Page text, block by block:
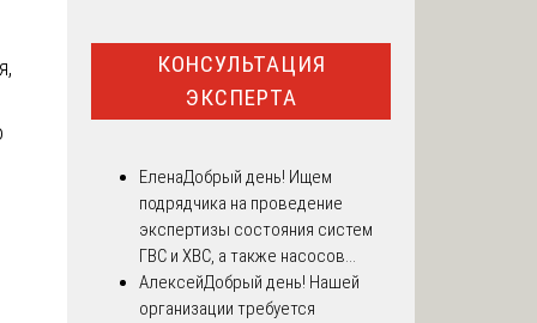
КОНСУЛЬТАЦИЯ
ЭКСПЕРТА
ЕленаДобрый день! Ищем
подрядчика на проведение
экспертизы состояния систем
ГВС и ХВС, а также насосов...
АлексейДобрый день! Нашей
организации требуется